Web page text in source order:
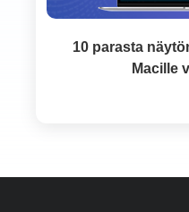
10 parasta
Macille